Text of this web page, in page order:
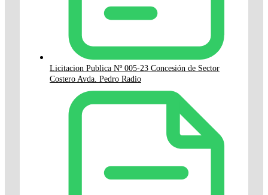
Licitacion Publica Nº 005-23 Concesión de Sector
Costero Avda. Pedro Radio